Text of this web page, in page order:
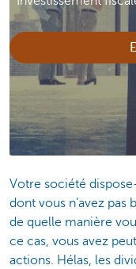
Votre société
dont vous n’avez
de quelle manière
ce cas, vous avez
actions. Hélas, les